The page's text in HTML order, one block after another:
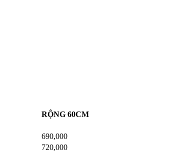
RỘNG 60CM
690,000
720,000